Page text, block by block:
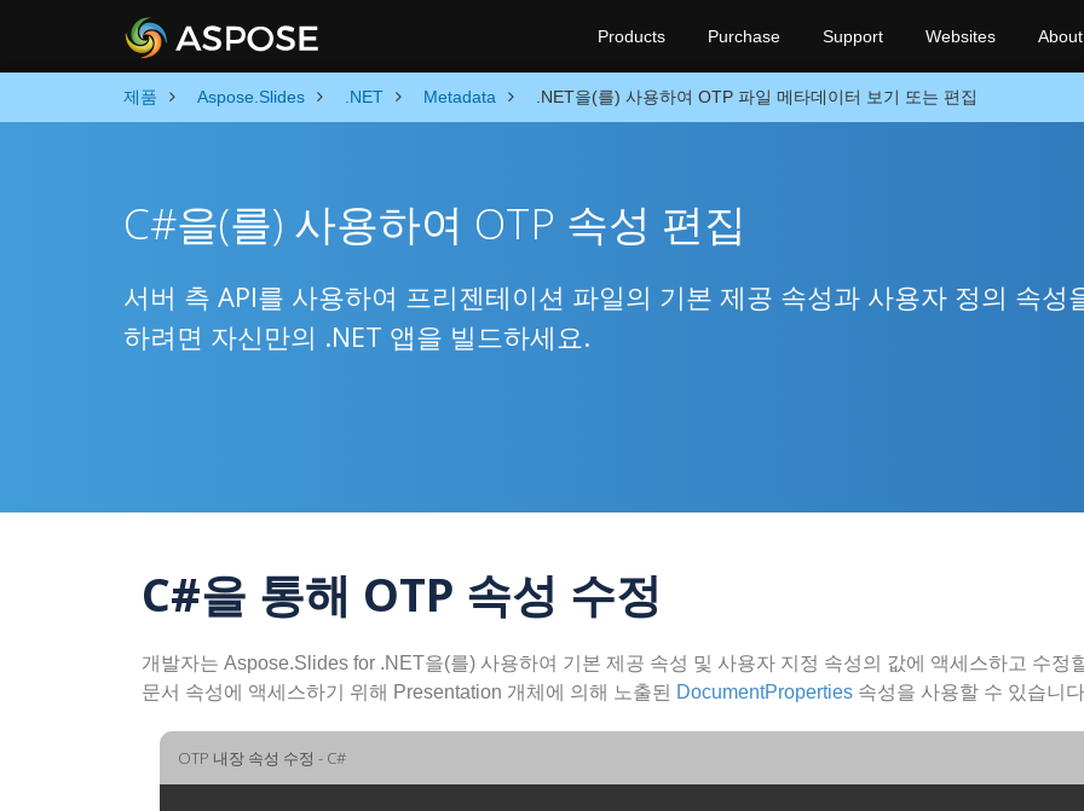
Products Purchase Support Websites About
제품 Aspose.Slides .NET Metadata .NET을(를) 사용하여 OTP 파일 메타데이터 보기 또는 편집
C#을(를) 사용하여 OTP 속성 편집
서버 측 API를 사용하여 프리젠테이션 파일의 기본 제공 속성과 사용자 정의 속성
하려면 자신만의 .NET 앱을 빌드하세요.
C#을 통해 OTP 속성 수정
개발자는 Aspose.Slides for .NET을(를) 사용하여 기본 제공 속성 및 사용자 지정 속성의 값에 액세스하고 수정
문서 속성에 액세스하기 위해 Presentation 개체에 의해 노출된 DocumentProperties 속성을 사용할 수 있습니
OTP 내장 속성 수정 - C#